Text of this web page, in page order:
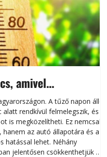
amivel
a nyári károktól
A tűző napon álló
rendkívül felmelegszik, és
is megközelítheti. Ez nemcsak
hanem az autó állapotára és a
hatással lehet. Néhány
jelentősen csökkenthetjük a